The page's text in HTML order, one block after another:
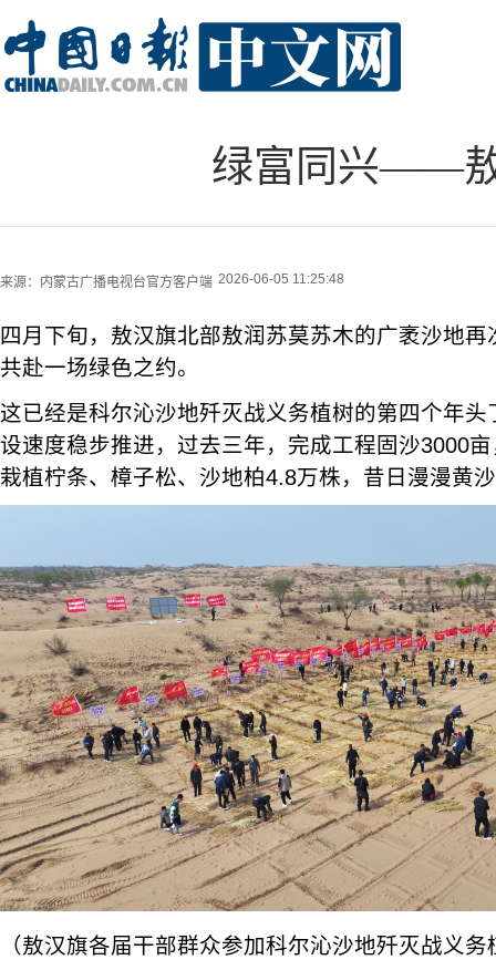
绿富同兴——
来源： 内蒙古广播电视台官方客户端 2026-06-05 11:25:48
四月下旬，敖汉旗北部敖润苏莫苏木的广袤沙地
共赴一场绿色之约。
这已经是科尔沁沙地歼灭战义务植树的第四个年
设速度稳步推进，过去三年，完成工程固沙3000
栽植柠条、樟子松、沙地柏4.8万株，昔日漫漫黄
（敖汉旗各届干部群众参加科尔沁沙地歼灭战义务